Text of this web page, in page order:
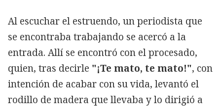
Al escuchar el estruendo, un periodista que
se encontraba trabajando se acercó a la
entrada. Allí se encontró con el procesado,
quien, tras decirle "¡Te mato, te mato!", con
intención de acabar con su vida, levantó el
rodillo de madera que llevaba y lo dirigió a